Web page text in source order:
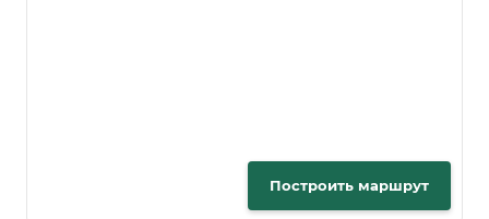
Построить маршрут